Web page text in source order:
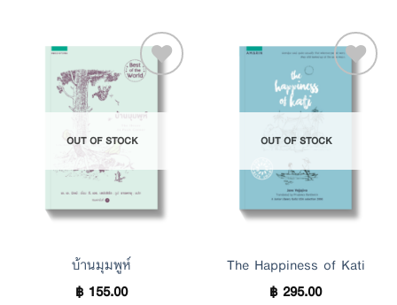
OUT OF STOCK
บ้านมุมพูห์
฿155.00
OUT OF STOCK
The Happiness of Kati
฿295.00